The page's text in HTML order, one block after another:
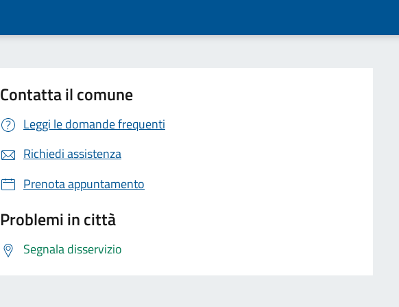
Contatta il comune
Leggi le domande frequenti
Richiedi assistenza
Prenota appuntamento
Problemi in città
Segnala disservizio